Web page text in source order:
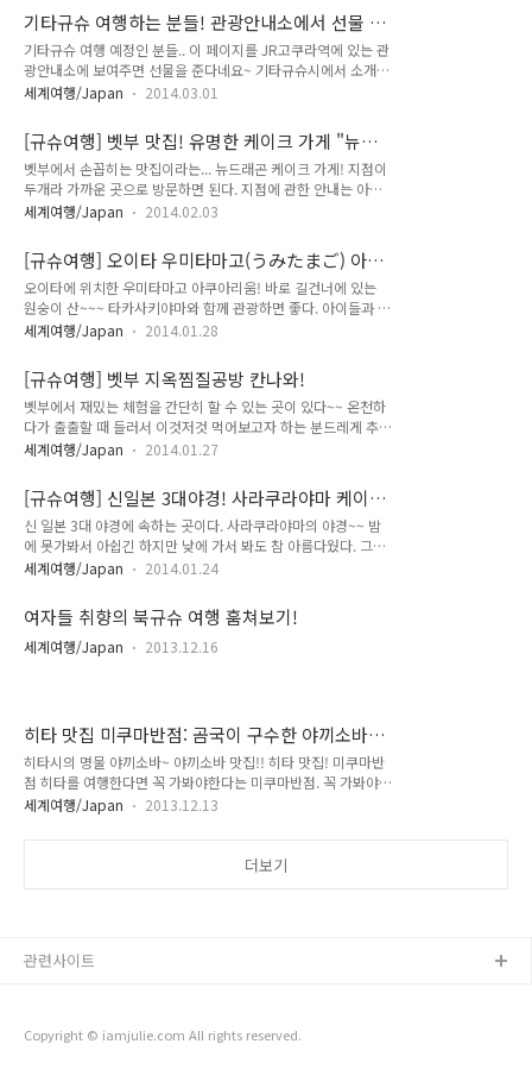
ideatree7@gmail.com 으로 블로그주소, 이름, 연락처 남겨주
시면 됩니다.
기타규슈 여행하는 분들! 관광안내소에서 선물 받
아가세요~
기타규슈 여행 예정인 분들.. 이 페이지를 JR고쿠라역에 있는 관
광안내소에 보여주면 선물을 준다네요~ 기타규슈시에서 소개해
달라고 한 이벤트니깐 믿고 어서 가보세요 :D 기타규슈 여행도
세계여행/Japan 2014.03.01
[규슈여행] 벳부 맛집! 유명한 케이크 가게 "뉴드
래곤" new dragon
벳부에서 손꼽히는 맛집이라는... 뉴드래곤 케이크 가게! 지점이
두개라 가까운 곳으로 방문하면 된다. 지점에 관한 안내는 아래
링크로 고고싱! http://www.newdragon.jp/shop/ 발렌타인
쁘다..@.@ 우왕 선물하기 좋게 패키지도 이쁘게 해두었다. 일본
은 이런게 참 멋지다.. 다 갖고 싶은 충동이 뭉게뭉게 피어오른
다. 본론인 케이크로 눈을 돌려본다. 꺅- 하나만 고르기로 했는
데.. 하나만 고르기가 참 쉽지 않다... 다 먹어보고 싶다.....ㅎㅎ 아
래부터 자세한 사진들 쭉쭉~~ 조각케이크 가격대는 350엔
따라 1200~2000엔 정도. 뉴드래곤의 실내 모습. 케이..
세계여행/Japan 2014.02.03
[규슈여행] 오이타 우미타마고(うみたまご) 아쿠
아리움 수족관
오이타에 위치한 우미타마고 아쿠아리움! 바로 길건너에 있는
원숭이 산~~~ 타카사키야마와 함께 관광하면 좋다. 아이들과 가
도 좋은 코스인 듯 :) 우미타마고 아쿠아리움은.. 동물쇼에 직접
다란 수족관도 !!!! 들어가면 실내에 아주 커다란 고래 조형물이
반겨준다. +_+ 우왕! 우미타마고 심볼같이 달걀모양으로 된 글
자~ 그리고 바로 들어가자마자 보인 아주 아주 아~주 커다란 수
족관!!! 높이가 아~~~~~~~~주 높았다.. 위에서 내려다본 모습
인데.. 계단으로 아래로 내려가지게 되어 있다. 아래로 내려가는
생물들이..가득가득.. 신기한 물고기들이 참 많았다. 종류도 무척
다양하고...
세계여행/Japan 2014.01.28
[규슈여행] 벳부 지옥찜질공방 칸나와!
벳부에서 재밌는 체험을 간단히 할 수 있는 곳이 있다~~ 온천하
다가 출출할 때 들러서 이것저것 먹어보고자 하는 분드레게 추
천! 벳푸 칸나와에 전해오는 "지옥찜요리"를 체험할 수 있는 곳
에는 발찜질과 족욕을 할 수 있는 곳도 있어서.. 음식을 먹고 난
후나 찜이 쪄지기를 기다리면서 족욕을 하면 좋다! 영업시간 : 오
전9시~오후9시 (접수는 8시까지) 휴일: 매월 3번째 수요일 (공
휴일의 경우는 다음날) 요금 : 지옥찜가마 기본 사용료 (30분이
내) 500엔 지옥찜가마 大 사이즈 기본 사용료 30분 이내 800엔
위로 250엔 회수원 30분 사용권 10장 3000엔 주소 벳푸시 후..
세계여행/Japan 2014.01.27
[규슈여행] 신일본 3대야경! 사라쿠라야마 케이블
카 타고 올라가기
신 일본 3대 야경에 속하는 곳이다. 사라쿠라야마의 야경~~ 밤
에 못가봐서 아쉽긴 하지만 낮에 가서 봐도 참 아름다웠다. 그리
고 케이블카가 이렇게 흥미진진한 것인지 처음 알았다. ㅋㅋ 경
에는 케이블카를 2번 타야 올라갈 수 있다. 1번 타고 올라가서
내렸다가 다시 또 1번 타서...왕복 까지하면 총 4번을 타는 티켓
이 1000엔인 셈이다. 티켓은 탈 때마다 받으니.. 절대 잃어버리
될 케이블 카 모습. 운 좋게 제일 뒷자리에 앉아서.. 케이블카가..
세계여행/Japan 2014.01.24
여자들 취향의 북규슈 여행 훔쳐보기!
세계여행/Japan 2013.12.16
히타 맛집 미쿠마반점: 곰국이 구수한 야끼소바
전문점 みくま飯店
히타시의 명물 야끼소바~ 야끼소바 맛집!! 히타 맛집! 미쿠마반
점 히타를 여행한다면 꼭 가봐야한다는 미쿠마반점. 꼭 가봐야한
다는 곳은 그냥 꼭 한번은 가보는 것이 좋다. 맛있음...+_+ 후회
오후 11:30 실내는 역시 아담하다. 일본스러운 분위기~~ 메뉴
인기가 좋다고. 히타에서는 야끼소바가 유명하다. 히..
세계여행/Japan 2013.12.13
더보기
Copyright © iamjulie.com All rights reserved.
관련사이트